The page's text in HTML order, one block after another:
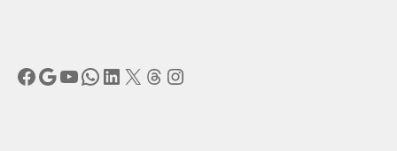
Facebook
Google
YouTube
WhatsApp
LinkedIn
X Threads
Instagram